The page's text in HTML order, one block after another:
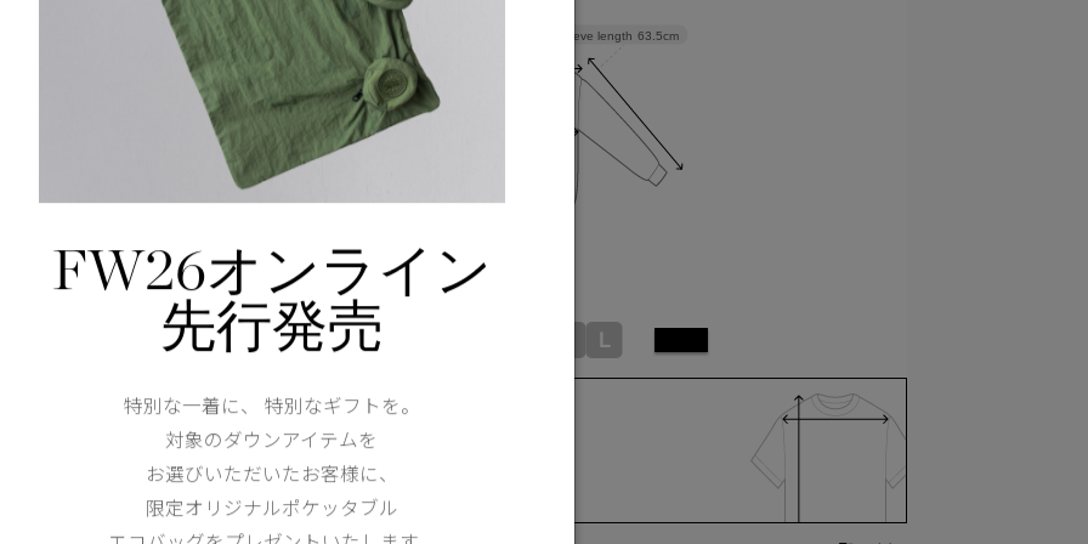
Sleeve length 63.5cm
Length 53cm
Width 47.5cm
Shoulder width
L
158cm 51kgRecommended
S
Find out more on your body type
FW26オンライン
先行発売
特別な一着に、 特別なギフトを。
対象のダウンアイテムを
お選びいただいたお客様に、
限定オリジナルポケッタブル